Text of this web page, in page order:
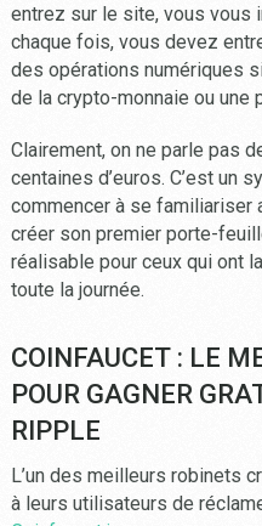
entrez sur le site, vous vous
chaque fois, vous devez
des opérations numériques
de la crypto-monnaie ou une
Clairement, on ne parle pas
centaines d’euros. C’est un
commencer à se familiariser
créer son premier porte-
réalisable pour ceux qui ont
toute la journée.
COINFAUCET : LE
POUR GAGNER
RIPPLE
L’un des meilleurs robinets
à leurs utilisateurs de